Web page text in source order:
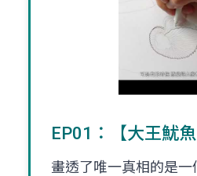
EP01：【大王魷魚
畫透了唯一真相的是